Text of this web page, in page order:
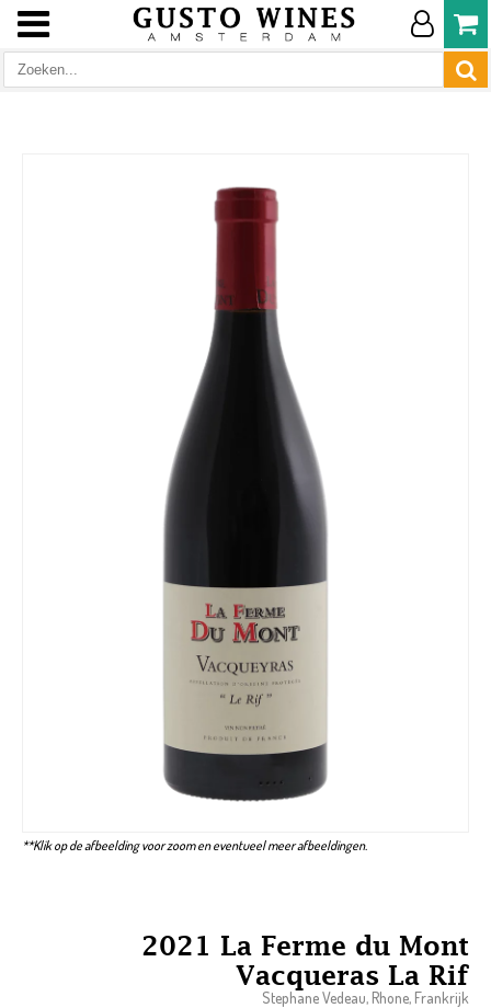
**Klik op de afbeelding voor zoom en eventueel meer afbeeldingen.
2021 La Ferme du Mont
Vacqueras La Rif
Stephane Vedeau, Rhone, Frankrijk